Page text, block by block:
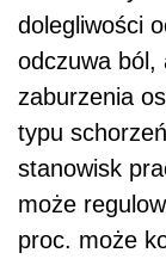
dolegliwości
odczuwa ból,
zaburzenia
typu
stanowisk
może
proc. może